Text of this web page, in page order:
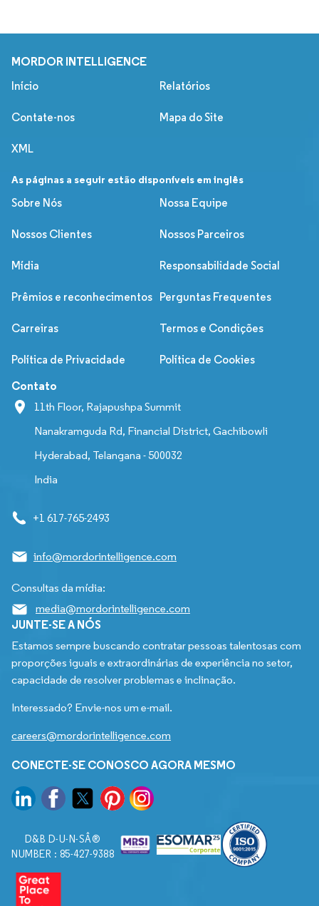
MORDOR INTELLIGENCE
Início Relatórios
Contate-nos Mapa do Site
XML
As páginas a seguir estão disponíveis em inglês
Sobre Nós
Nossa Equipe
Nossos Clientes Nossos Parceiros
Mídia Responsabilidade Social
Prêmios e reconhecimentos Perguntas Frequentes
Carreiras Termos e Condições
Política de Privacidade Política de Cookies
Contato
11th Floor, Rajapushpa Summit
Nanakramguda Rd, Financial District, Gachibowli
Hyderabad, Telangana - 500032
India
+1 617-765-2493
info@mordorintelligence.com
Consultas da mídia:
media@mordorintelligence.com
JUNTE-SE A NÓS
Estamos sempre buscando contratar pessoas talentosas com
proporções iguais e extraordinárias de experiência no setor,
capacidade de resolver problemas e inclinação.
Interessado? Envie-nos um e-mail.
careers@mordorintelligence.com
CONECTE-SE CONOSCO AGORA MESMO
D&B D-U-N-SÂ®
NUMBER : 85-427-9388